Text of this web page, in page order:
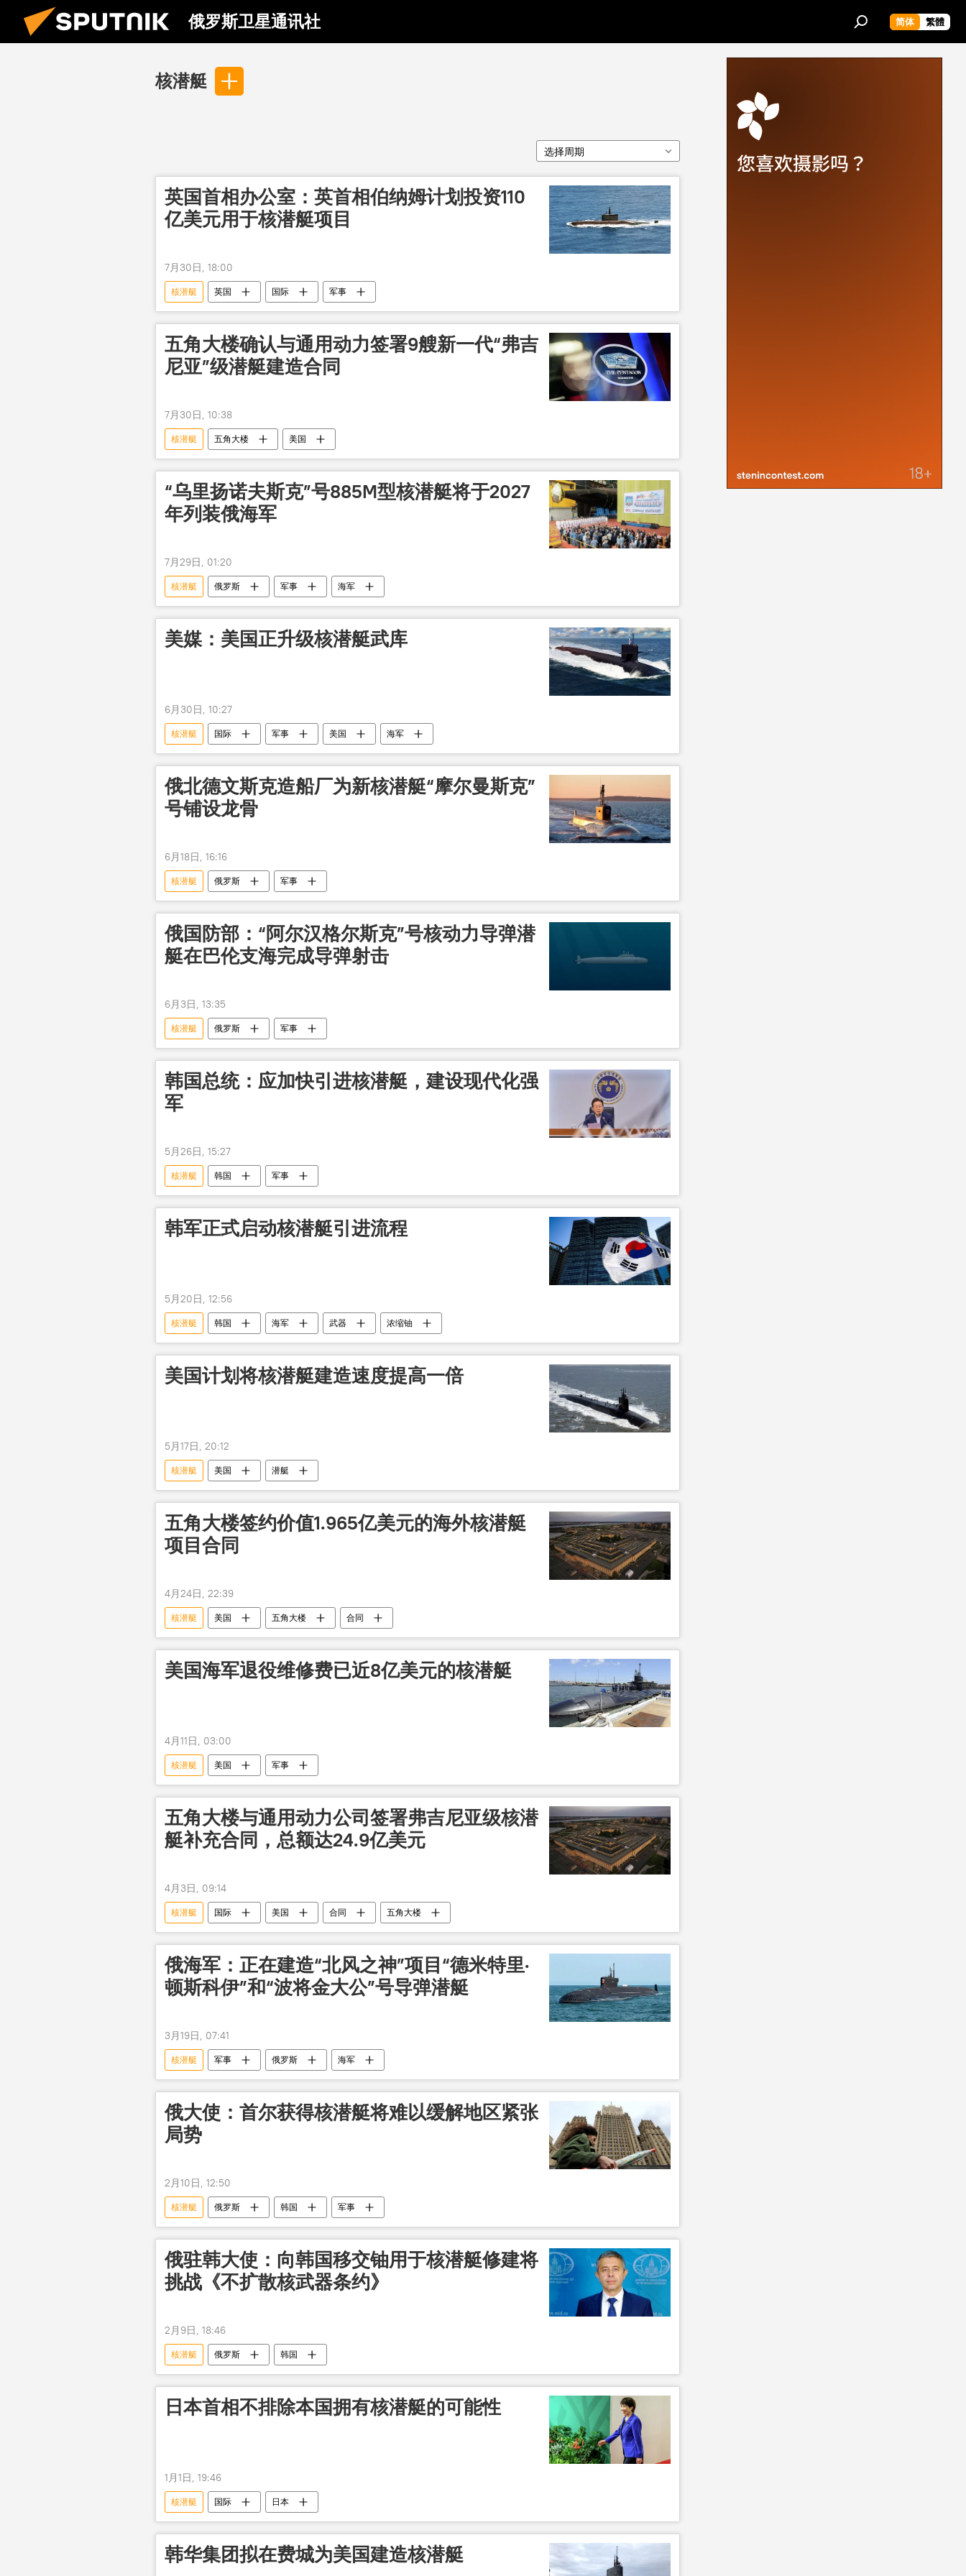
俄罗斯卫星通讯社 简体 繁體
核潜艇
选择周期
英国首相办公室：英首相伯纳姆计划投资110
亿美元用于核潜艇项目
7月30日, 18:00
核潜艇 英国 国际 军事
五角大楼确认与通用动力签署9艘新一代“弗吉
尼亚”级潜艇建造合同
7月30日, 10:38
核潜艇 五角大楼 美国
“乌里扬诺夫斯克”号885M型核潜艇将于2027
年列装俄海军
7月29日, 01:20
核潜艇 俄罗斯 军事 海军
美媒：美国正升级核潜艇武库
6月30日, 10:27
核潜艇 国际 军事 美国 海军
俄北德文斯克造船厂为新核潜艇“摩尔曼斯克”
号铺设龙骨
6月18日, 16:16
核潜艇 俄罗斯 军事
俄国防部：“阿尔汉格尔斯克”号核动力导弹潜
艇在巴伦支海完成导弹射击
6月3日, 13:35
核潜艇 俄罗斯 军事
韩国总统：应加快引进核潜艇，建设现代化强
军
5月26日, 15:27
核潜艇 韩国 军事
韩军正式启动核潜艇引进流程
5月20日, 12:56
核潜艇 韩国 海军 武器 浓缩铀
美国计划将核潜艇建造速度提高一倍
5月17日, 20:12
核潜艇 美国 潜艇
五角大楼签约价值1.965亿美元的海外核潜艇
项目合同
4月24日, 22:39
核潜艇 美国 五角大楼 合同
美国海军退役维修费已近8亿美元的核潜艇
4月11日, 03:00
核潜艇 美国 军事
五角大楼与通用动力公司签署弗吉尼亚级核潜
艇补充合同，总额达24.9亿美元
4月3日, 09:14
核潜艇 国际 美国 合同 五角大楼
俄海军：正在建造“北风之神”项目“德米特里·
顿斯科伊”和“波将金大公”号导弹潜艇
3月19日, 07:41
核潜艇 军事 俄罗斯 海军
俄大使：首尔获得核潜艇将难以缓解地区紧张
局势
2月10日, 12:50
核潜艇 俄罗斯 韩国 军事
俄驻韩大使：向韩国移交铀用于核潜艇修建将
挑战《不扩散核武器条约》
2月9日, 18:46
核潜艇 俄罗斯 韩国
日本首相不排除本国拥有核潜艇的可能性
1月1日, 19:46
核潜艇 国际 日本
韩华集团拟在费城为美国建造核潜艇